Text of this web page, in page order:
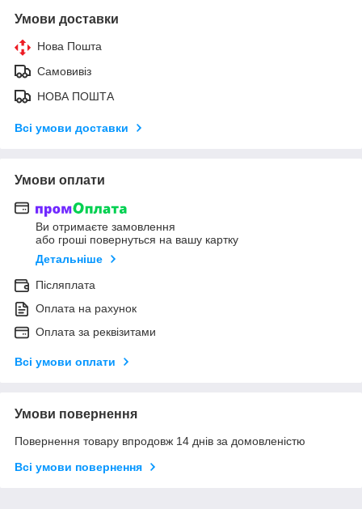
Умови доставки
Нова Пошта
Самовивіз
НОВА ПОШТА
Всі умови доставки
Умови оплати
Ви отримаєте замовлення
або гроші повернуться на вашу картку
Детальніше
Післяплата
Оплата на рахунок
Оплата за реквізитами
Всі умови оплати
Умови повернення
Повернення товару впродовж 14 днів за домовленістю
Всі умови повернення